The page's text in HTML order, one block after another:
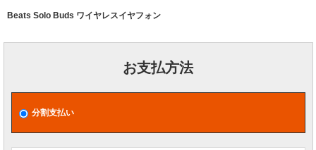
Beats Solo Buds ワイヤレスイヤフォン
お支払方法
分割支払い